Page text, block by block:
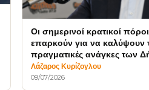
Οι σημερινοί κρατικοί
επαρκούν για να καλύψουν
πραγματικές ανάγκες των
Λάζαρος Κυρίζογλου
09/07/2026